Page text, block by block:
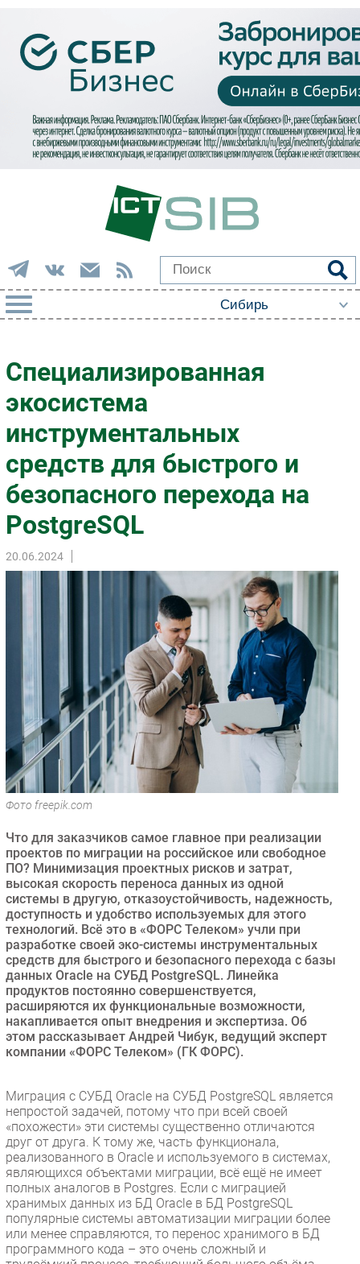
Импорто­замещение
Автоматизация Промышленности
Интернет
Мобильная связь
Фиксированная связь
Интеграция
Рынок ПК
Маркетинг
Торговые сети
Регулирование
Финансы
Web
Безопасность
Инновации
CIO/Управление ИТ
Гаджеты
Здоровье
РАЗДЕЛЫ
Новости
Аналитика
Интервью
Мероприятия
Проекты
IT класс
Тестовый стенд
Специализированная
экосистема
инструментальных
средств для быстрого и
безопасного перехода на
PostgreSQL
20.06.2024
Фото freepik.com
Что для заказчиков самое главное при реализации
проектов по миграции на российское или свободное
ПО? Минимизация проектных рисков и затрат,
высокая скорость переноса данных из одной
системы в другую, отказоустойчивость, надежность,
доступность и удобство используемых для этого
технологий. Всё это в «ФОРС Телеком» учли при
разработке своей эко-системы инструментальных
средств для быстрого и безопасного перехода с базы
данных Oracle на СУБД PostgreSQL. Линейка
продуктов постоянно совершенствуется,
расширяются их функциональные возможности,
накапливается опыт внедрения и экспертиза. Об
этом рассказывает Андрей Чибук, ведущий эксперт
компании «ФОРС Телеком» (ГК ФОРС).
Миграция с СУБД Oracle на СУБД PostgreSQL является
непростой задачей, потому что при всей своей
«похожести» эти системы существенно отличаются
друг от друга. К тому же, часть функционала,
реализованного в Oracle и используемого в системах,
являющихся объектами миграции, всё ещё не имеет
полных аналогов в Postgres. Если с миграцией
хранимых данных из БД Oracle в БД PostgreSQL
популярные системы автоматизации миграции более
или менее справляются, то перенос хранимого в БД
программного кода – это очень сложный и